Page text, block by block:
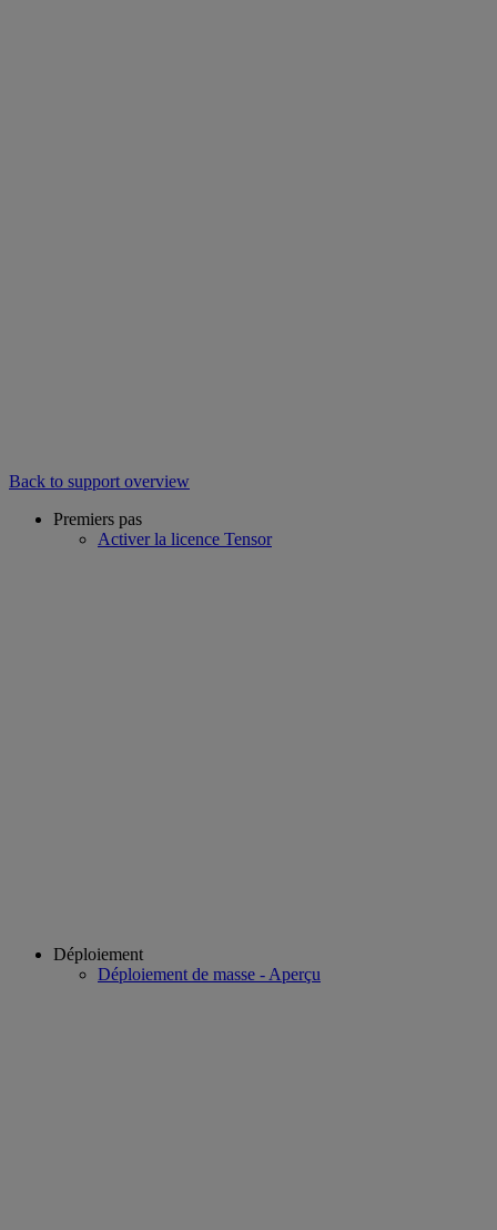
Back to support overview
Premiers pas
Activer la licence Tensor
Déploiement
Déploiement de masse - Aperçu